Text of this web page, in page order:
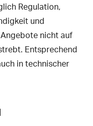
Regulation,
und
nicht auf
Entsprechend
in technischer